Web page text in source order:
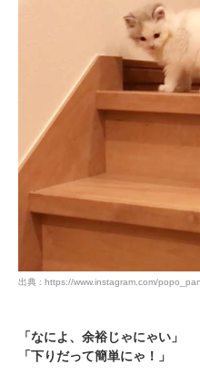
出典 : https://www.instagram.com/
「なによ、余裕じゃにゃい」
「下りだって簡単にゃ！」